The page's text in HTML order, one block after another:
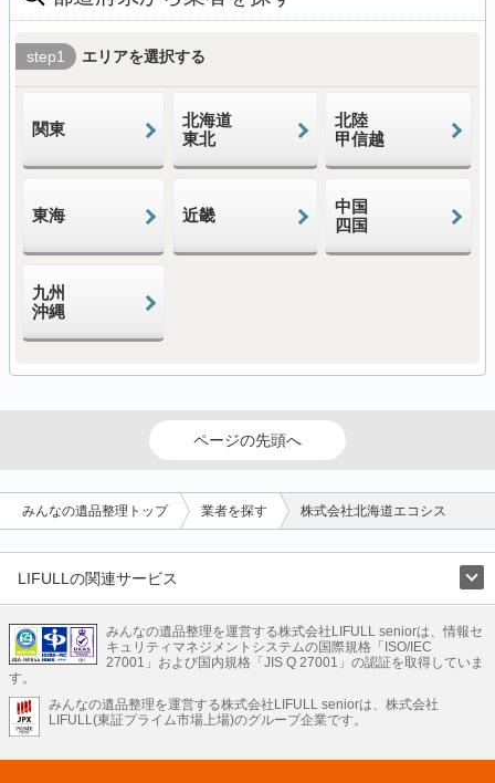
step1 エリアを選択する
関東
北海道
東北
北陸
甲信越
東海 近畿
中国
四国
九州
沖縄
ページの先頭へ
みんなの遺品整理トップ 業者を探す 株式会社北海道エコシス
LIFULLの関連サービス
不動産・住宅
引越し 老人ホーム 地方創生
ママの就労支援
不動産クラウドファンディング 遺品整理 老後の暮らし情報
LIFULL HOME'Sのサービス
不動産・住宅
不動産査定 マンション専門売却査定 不動産投資 アドバイザー
みんなの遺品整理を運営する株式会社LIFULL seniorは、情報セ
キュリティマネジメントシステムの国際規格「ISO/IEC
27001」および国内規格「JIS Q 27001」の認証を取得していま
す。
みんなの遺品整理を運営する株式会社LIFULL seniorは、株式会社
LIFULL(東証プライム市場上場)のグループ企業です。